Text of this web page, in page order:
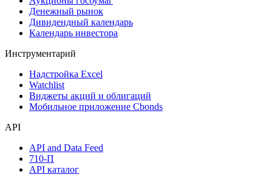
Дефолты
Размещения
Оферты
Денежный рынок
Календарь инвестора
Инструментарий
Мобильное приложение Cbonds
API